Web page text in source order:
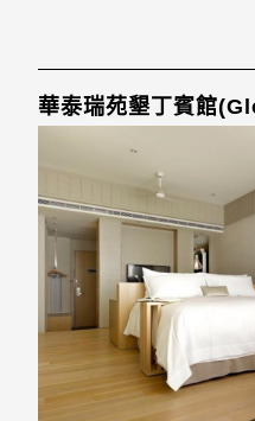
華泰瑞苑墾丁賓館